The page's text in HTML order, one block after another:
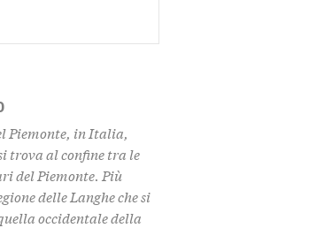
Piemonte, in Italia,
trova al confine tra le
del Piemonte. Più
delle Langhe che si
occidentale della